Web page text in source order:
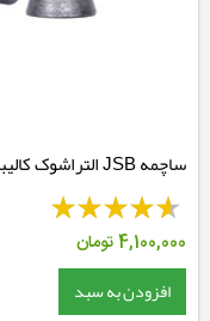
ساچمه JSB التراشوک کالیبر 4.5-10.34 گرین
4,100,000تومان
افزودن به سبد